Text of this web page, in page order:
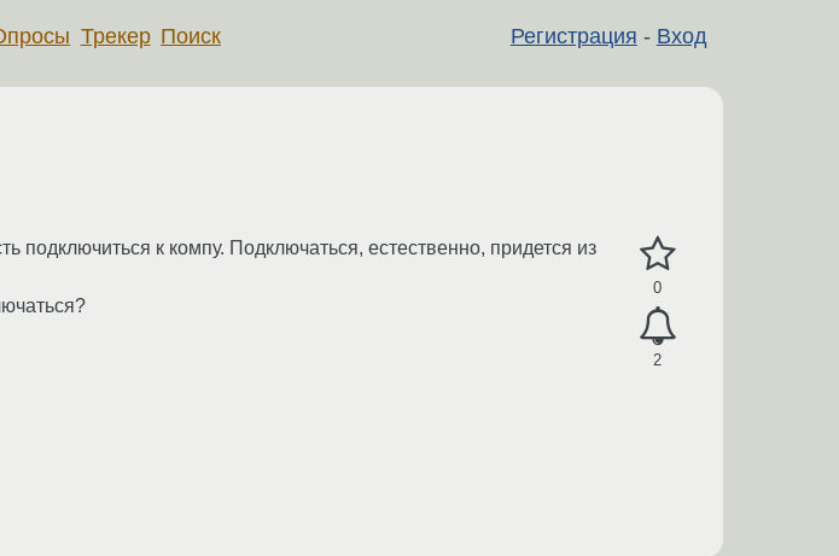
Регистрация - Вход
Трекер Поиск
0
2
подключиться к компу. Подключаться, естественно, придется из